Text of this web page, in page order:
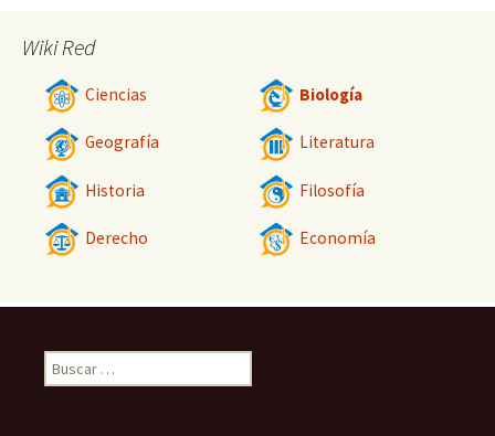
Wiki Red
Ciencias Biología
Geografía Literatura
Historia Filosofía
Derecho Economía
Buscar: